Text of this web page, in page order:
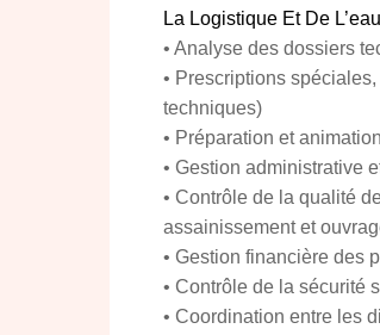
La Logistique Et De
• Analyse des dossiers
• Prescriptions
techniques)
• Préparation et
• Gestion administrative
• Contrôle de la qualité
assainissement et
• Gestion financière des
• Contrôle de la sécurité
• Coordination entre les